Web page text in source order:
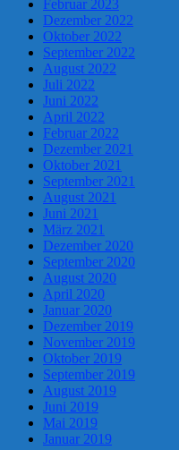
Februar 2023
Dezember 2022
Oktober 2022
September 2022
August 2022
Juli 2022
Juni 2022
April 2022
Februar 2022
Dezember 2021
Oktober 2021
September 2021
August 2021
Juni 2021
März 2021
Dezember 2020
September 2020
August 2020
April 2020
Januar 2020
Dezember 2019
November 2019
Oktober 2019
September 2019
August 2019
Juni 2019
Mai 2019
Januar 2019